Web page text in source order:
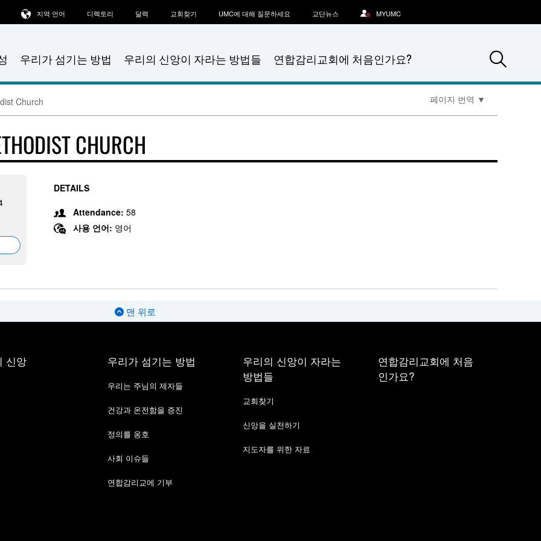
우리가 섬기는 방법 우리의 신앙이 자라는 방법들 연합감리교회에 처음인가요?
지역 언어 디렉토리 달력 교회찾기 UMC에 대해 질문하세요 교단뉴스 MYUMC
Church 페이지 번역 ▼
CHURCH
DETAILS
Attendance: 58
사용 언어: 영어
맨 위로
신앙 우리가 섬기는 방법
우리는 주님의 제자들
건강과 온전함을 증진
정의를 옹호
사회 이슈들
연합감리교에 기부
우리의 신앙이 자라는
방법들
교회찾기
신앙을 실천하기
지도자를 위한 자료
연합감리교회에 처음
인가요?